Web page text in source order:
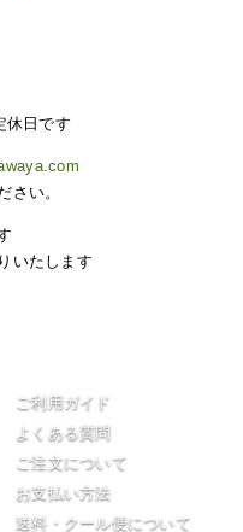
休日です
さい。
いたします
ご利用ガイド
よくある質問
ご注文について
お支払い方法
送料・クール便について